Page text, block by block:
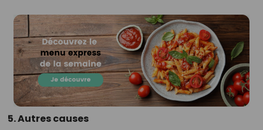
5. Autres causes